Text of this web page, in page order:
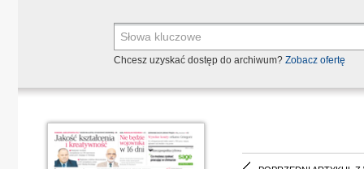
Chcesz uzyskać dostęp do archiwum? Zobacz ofertę